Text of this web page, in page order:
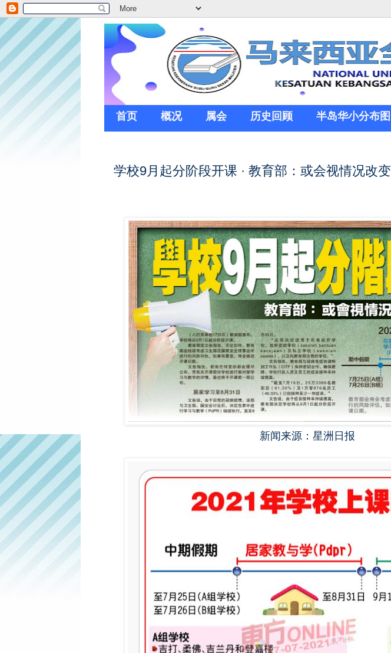
首页 概况 属会 历史回顾 半岛华小分布图
学校9月起分阶段开课 · 教育部：或会视情况改变
新闻来源：星洲日报